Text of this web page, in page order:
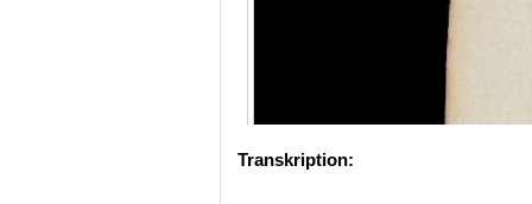
Transkription: